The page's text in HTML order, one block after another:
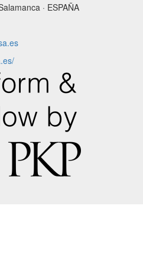
· ESPAÑA